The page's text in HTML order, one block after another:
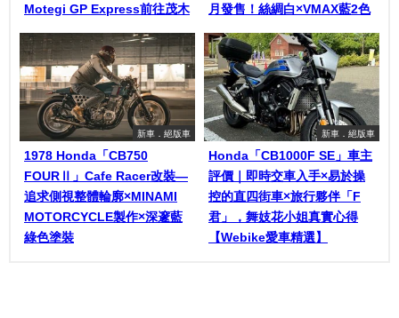
Motegi GP Express前往茂木
月發售！絲綢白×VMAX藍2色
新車．絕版車
1978 Honda「CB750
FOURⅡ」Cafe Racer改裝—
追求側視整體輪廓×MINAMI
MOTORCYCLE製作×深邃藍
綠色塗裝
新車．絕版車
Honda「CB1000F SE」車主
評價｜即時交車入手×易於操
控的直四街車×旅行夥伴「F
君」，舞妓花小姐真實心得
【Webike愛車精選】